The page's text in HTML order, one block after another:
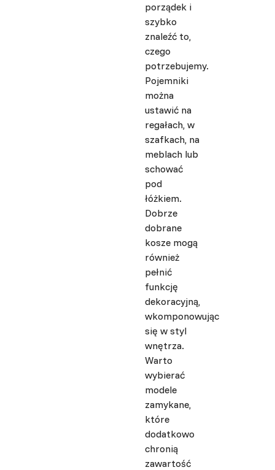
porządek i
szybko
znaleźć to,
czego
potrzebujemy.
Pojemniki
można
ustawić na
regałach, w
szafkach, na
meblach lub
schować
pod
łóżkiem.
Dobrze
dobrane
kosze mogą
również
pełnić
funkcję
dekoracyjną,
wkomponowując
się w styl
wnętrza.
Warto
wybierać
modele
zamykane,
które
dodatkowo
chronią
zawartość